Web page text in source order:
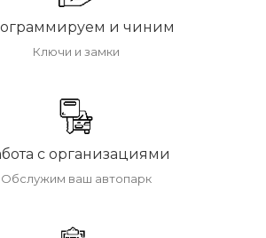
и чиним
Ключи и замки
с организациями
Обслужим ваш автопарк